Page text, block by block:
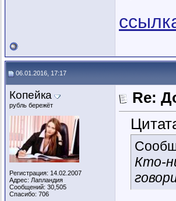
06.01.2016, 17:17
Копейка
рубль бережёт
Регистрация: 14.02.2007
Адрес: Лапландия
Сообщений: 30,505
Спасибо: 706
Re:
Кто-